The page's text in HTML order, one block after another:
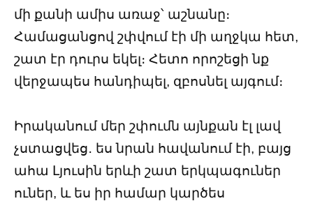
մի քանի ամիս առաջ՝ աշնանը։
Համացանցով շփվում էի մի աղջկա հետ,
շատ էր դուրս եկել։ Հետո որոշեցի նք
վերջապես հանդիպել, զբոսնել այգում։
Իրականում մեր շփումն այնքան էլ լավ
չստացվեց․ ես նրան հավանում էի, բայց
ահա Լյուսին երևի շատ երկպագուներ
ուներ, և ես իր համար կարծես